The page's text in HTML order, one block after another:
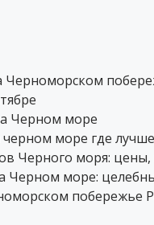
Черноморском
Черном море
море где
Черного моря:
Черном море:
побережье